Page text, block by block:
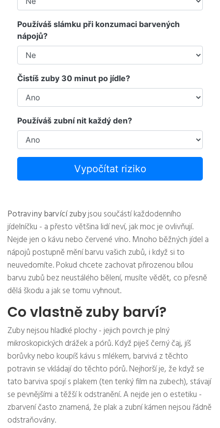
Používáš slámku při konzumaci barvených
nápojů?
Čistíš zuby 30 minut po jídle?
Používáš zubní nit každý den?
Vypočítat riziko
Potraviny barvící zubyjsou součástí každodenního
jídelníčku - a přesto většina lidí neví, jak moc je ovlivňují.
Nejde jen o kávu nebo červené víno. Mnoho běžných jídel a
nápojů postupně mění barvu vašich zubů, i když si to
neuvedomíte. Pokud chcete zachovat přirozenou bílou
barvu zubů bez neustálého bělení, musíte vědět, co přesně
dělá škodu a jak se tomu vyhnout.
Co vlastně zuby barví?
Zuby nejsou hladké plochy - jejich povrch je plný
mikroskopických drážek a pórů. Když piješ černý čaj, jíš
borůvky nebo koupíš kávu s mlékem, barvivá z těchto
potravin se vkládají do těchto pórů. Nejhorší je, že když se
tato barviva spojí s plakem (ten tenký film na zubech), stávají
se pevnějšími a těžší k odstranění. A nejde jen o estetiku -
zbarvení často znamená, že plak a zubní kámen nejsou řádně
odstraňovány.